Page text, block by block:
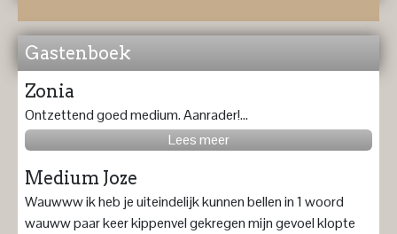
Gastenboek
Zonia
Ontzettend goed medium. Aanrader!...
Lees meer
Medium Joze
Wauwww ik heb je uiteindelijk kunnen bellen in 1 woord
wauww paar keer kippenvel gekregen mijn gevoel klopte